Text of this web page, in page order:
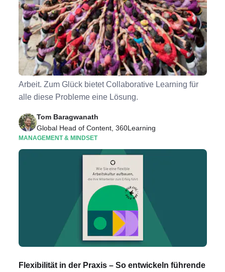
6 Methoden, um kollaboratives Lernen im
Unternehmen zu fördern
Mangelnde Konzentration, Isolation und
unzureichende Zusammenarbeit mit Kollegen sind
die größten Herausforderungen bei der Remote-
Arbeit. Zum Glück bietet Collaborative Learning für
alle diese Probleme eine Lösung.
Tom Baragwanath
Global Head of Content, 360Learning
MANAGEMENT & MINDSET
Flexibilität in der Praxis – So entwickeln führende